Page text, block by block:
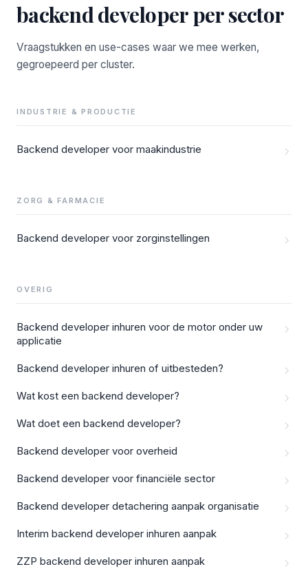
backend developer per sector
Vraagstukken en use-cases waar we mee werken,
gegroepeerd per cluster.
INDUSTRIE & PRODUCTIE
Backend developer voor maakindustrie
ZORG & FARMACIE
Backend developer voor zorginstellingen
OVERIG
Backend developer inhuren voor de motor onder uw
applicatie
Backend developer inhuren of uitbesteden?
Wat kost een backend developer?
Wat doet een backend developer?
Backend developer voor overheid
Backend developer voor financiële sector
Backend developer detachering aanpak organisatie
Interim backend developer inhuren aanpak
ZZP backend developer inhuren aanpak